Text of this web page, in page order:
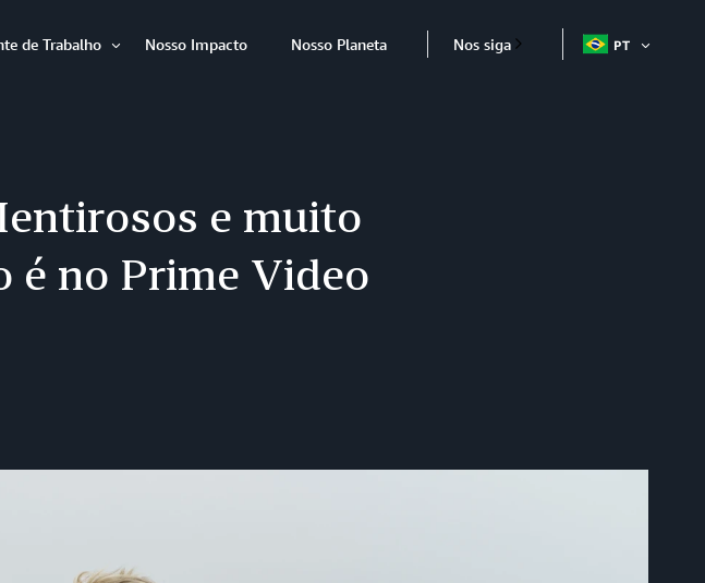
de Trabalho
Nosso Impacto Nosso Planeta Nos siga PT
e muito
é no Prime Video